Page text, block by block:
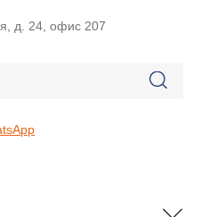
д. 24, офис 207